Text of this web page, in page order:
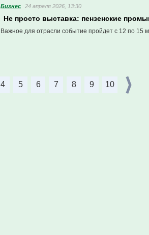
Бизнес 24 апреля 2026, 13:30
Не просто выставка: пензенские
Важное для отрасли событие пройдет с 12 по 15
4 5 6 7 8 9 10